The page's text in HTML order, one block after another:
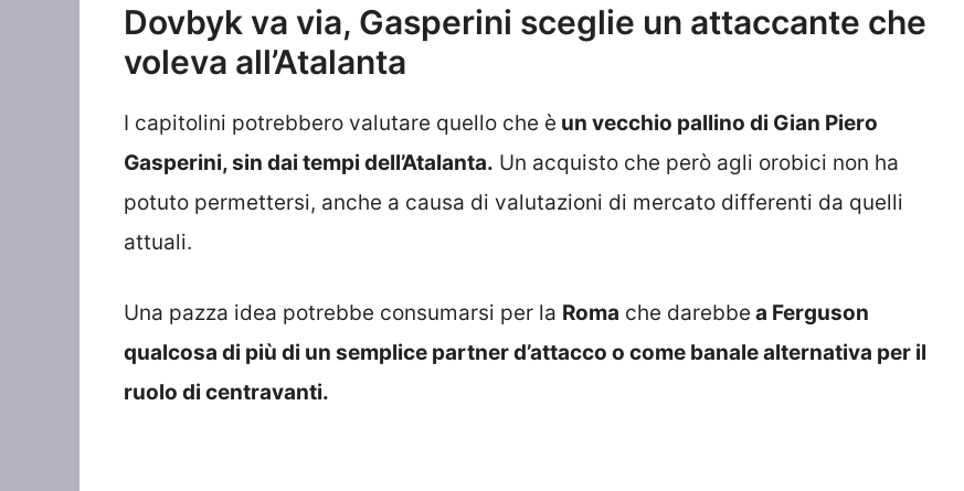
Dovbyk va via, Gasperini sceglie un attaccante che
voleva all’Atalanta
I capitolini potrebbero valutare quello che è un vecchio pallino di Gian Piero
Gasperini, sin dai tempi dell’Atalanta. Un acquisto che però agli orobici non ha
potuto permettersi, anche a causa di valutazioni di mercato differenti da quelli
attuali.
Una pazza idea potrebbe consumarsi per la Roma che darebbe a Ferguson
qualcosa di più di un semplice partner d’attacco o come banale alternativa per il
ruolo di centravanti.